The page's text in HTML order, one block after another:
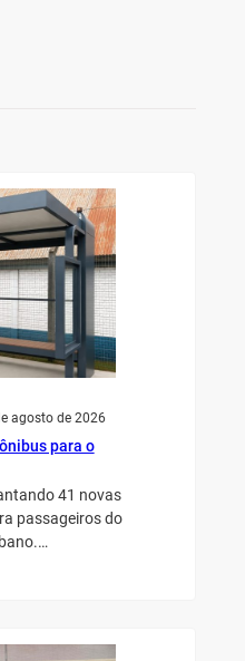
agosto de 2026
para o
41 novas
passageiros do